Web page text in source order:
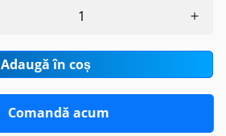
Adaugă în coș
Comandă acum